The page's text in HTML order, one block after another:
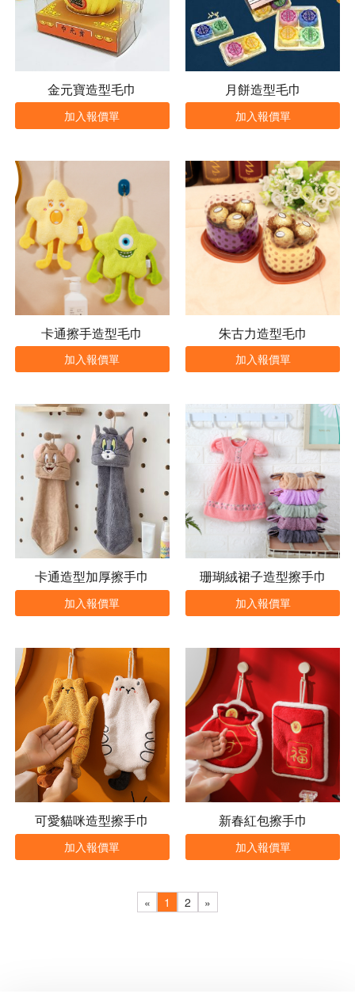
金元寶造型毛巾
加入報價單
月餅造型毛巾
加入報價單
卡通擦手造型毛巾
加入報價單
朱古力造型毛巾
加入報價單
卡通造型加厚擦手巾
加入報價單
珊瑚絨裙子造型擦手巾
加入報價單
可愛貓咪造型擦手巾
加入報價單
新春紅包擦手巾
加入報價單
« 1 2 »